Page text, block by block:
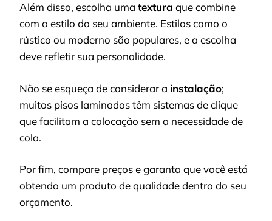
Além disso, escolha uma textura que combine
com o estilo do seu ambiente. Estilos como o
rústico ou moderno são populares, e a escolha
deve refletir sua personalidade.
Não se esqueça de considerar a instalação;
muitos pisos laminados têm sistemas de clique
que facilitam a colocação sem a necessidade de
cola.
Por fim, compare preços e garanta que você está
obtendo um produto de qualidade dentro do seu
orçamento.